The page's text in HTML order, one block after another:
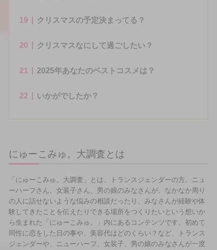
19 クリスマスの予定決まってる？
20 クリスマスなにして過ごしたい？
21 2025年あなたのベストコスメは？
22 いかがでしたか？
にゅーこみゅ。大調査とは
「にゅーこみゅ。大調査」とは、トランスジェンダーの方、ニュ
ーハーフさん、女装子さん、男の娘のみなさんが、なかなか周り
の人に話せないような悩みの相談だったり、みなさんが経験や体
験してきたことを伝えたりできる場所をつくりたいという想いか
ら生まれた「にゅーこみゅ。」内にあるコンテンツです。初めて
同性に恋をした日の事や、美容代はどのくらい？など、トランス
ジェンダーや、ニューハーフ、女装子、男の娘のみなさんが一度